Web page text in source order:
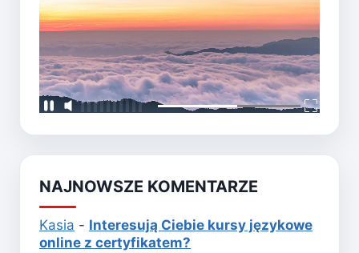
NAJNOWSZE KOMENTARZE
Kasia - Interesują Ciebie kursy językowe
online z certyfikatem?